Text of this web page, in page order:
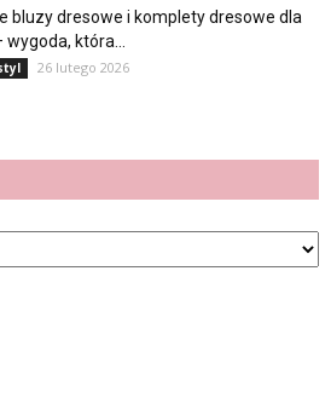
bluzy dresowe i komplety dresowe dla
wygoda, która...
26 lutego 2026